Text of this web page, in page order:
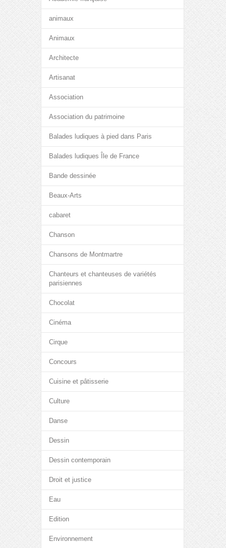
animaux
Animaux
Architecte
Artisanat
Association
Association du patrimoine
Balades ludiques à pied dans Paris
Balades ludiques Île de France
Bande dessinée
Beaux-Arts
cabaret
Chanson
Chansons de Montmartre
Chanteurs et chanteuses de variétés
parisiennes
Chocolat
Cinéma
Cirque
Concours
Cuisine et pâtisserie
Culture
Danse
Dessin
Dessin contemporain
Droit et justice
Eau
Edition
Environnement